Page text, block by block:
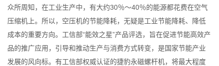
众所周知，在工业生产中，有大约30％～40％的能源都花费在空气
压缩机上。所以，空压机的节能降耗，无疑是工业节能降耗、降低
成本的重要方向。工信部“能效之星”产品评选，旨在促进节能高效产
品的推广应用，引导和推动生产与消费方式转变，是国家节能产业
发展的风向标。有工信部权威认证的捷豹永磁螺杆机，将最大程度